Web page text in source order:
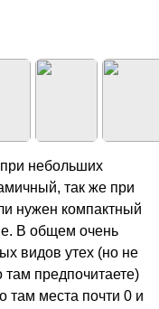
небольших
так же при
нужен компактный
В общем очень
видов утех (но не
там предпочитаете)
там места почти 0 и